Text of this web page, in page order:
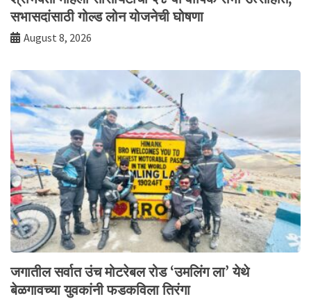
सभासदांसाठी गोल्ड लोन योजनेची घोषणा
August 8, 2026
जगातील सर्वात उंच मोटरेबल रोड ‘उमलिंग ला’ येथे
बेळगावच्या युवकांनी फडकविला तिरंगा